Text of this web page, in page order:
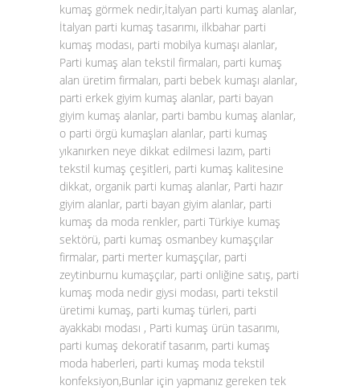
kumaş görmek nedir,İtalyan parti kumaş alanlar,
İtalyan parti kumaş tasarımı, ilkbahar parti
kumaş modası, parti mobilya kumaşı alanlar,
Parti kumaş alan tekstil firmaları, parti kumaş
alan üretim firmaları, parti bebek kumaşı alanlar,
parti erkek giyim kumaş alanlar, parti bayan
giyim kumaş alanlar, parti bambu kumaş alanlar,
o parti örgü kumaşları alanlar, parti kumaş
yıkanırken neye dikkat edilmesi lazım, parti
tekstil kumaş çeşitleri, parti kumaş kalitesine
dikkat, organik parti kumaş alanlar, Parti hazır
giyim alanlar, parti bayan giyim alanlar, parti
kumaş da moda renkler, parti Türkiye kumaş
sektörü, parti kumaş osmanbey kumaşçılar
firmalar, parti merter kumaşçılar, parti
zeytinburnu kumaşçılar, parti onliğine satış, parti
kumaş moda nedir giysi modası, parti tekstil
üretimi kumaş, parti kumaş türleri, parti
ayakkabı modası , Parti kumaş ürün tasarımı,
parti kumaş dekoratif tasarım, parti kumaş
moda haberleri, parti kumaş moda tekstil
konfeksiyon,Bunlar için yapmanız gereken tek